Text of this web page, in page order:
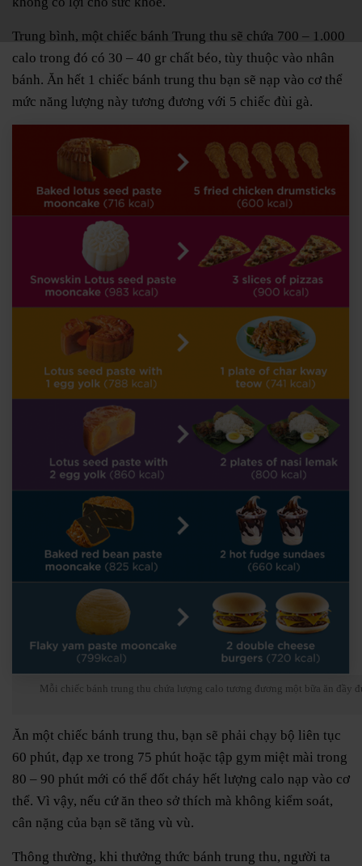
Trung bình, một chiếc bánh Trung thu sẽ chứa 700 – 1.000
calo trong đó có 30 – 40 gr chất béo, tùy thuộc vào nhân
bánh. Ăn hết 1 chiếc bánh trung thu bạn sẽ nạp vào cơ thể
mức năng lượng này tương đương với 5 chiếc đùi gà.
Mỗi chiếc bánh trung thu chứa lượng calo tương đương một bữa ăn đầy
Ăn một chiếc bánh trung thu, bạn sẽ phải chạy bộ liên tục
60 phút, đạp xe trong 75 phút hoặc tập gym miệt mài trong
80 – 90 phút mới có thể đốt cháy hết lượng calo nạp vào cơ
thể. Vì vậy, nếu cứ ăn theo sở thích mà không kiểm soát,
cân nặng của bạn sẽ tăng vù vù.
Thông thường, khi thưởng thức bánh trung thu, người ta